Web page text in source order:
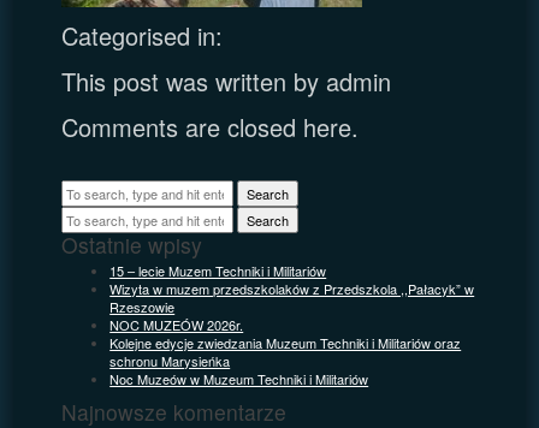
Categorised in:
This post was written by admin
Comments are closed here.
Search
Search
Ostatnie wpisy
15 – lecie Muzem Techniki i Militariów
Wizyta w muzem przedszkolaków z Przedszkola ,,Pałacyk” w
Rzeszowie
NOC MUZEÓW 2026r.
Kolejne edycje zwiedzania Muzeum Techniki i Militariów oraz
schronu Marysieńka
Noc Muzeów w Muzeum Techniki i Militariów
Najnowsze komentarze